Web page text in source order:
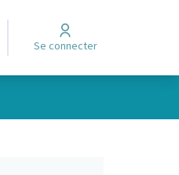
Se connecter